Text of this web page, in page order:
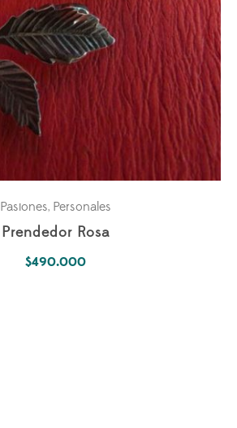
Pasiones, Personales
Prendedor Rosa
$490.000